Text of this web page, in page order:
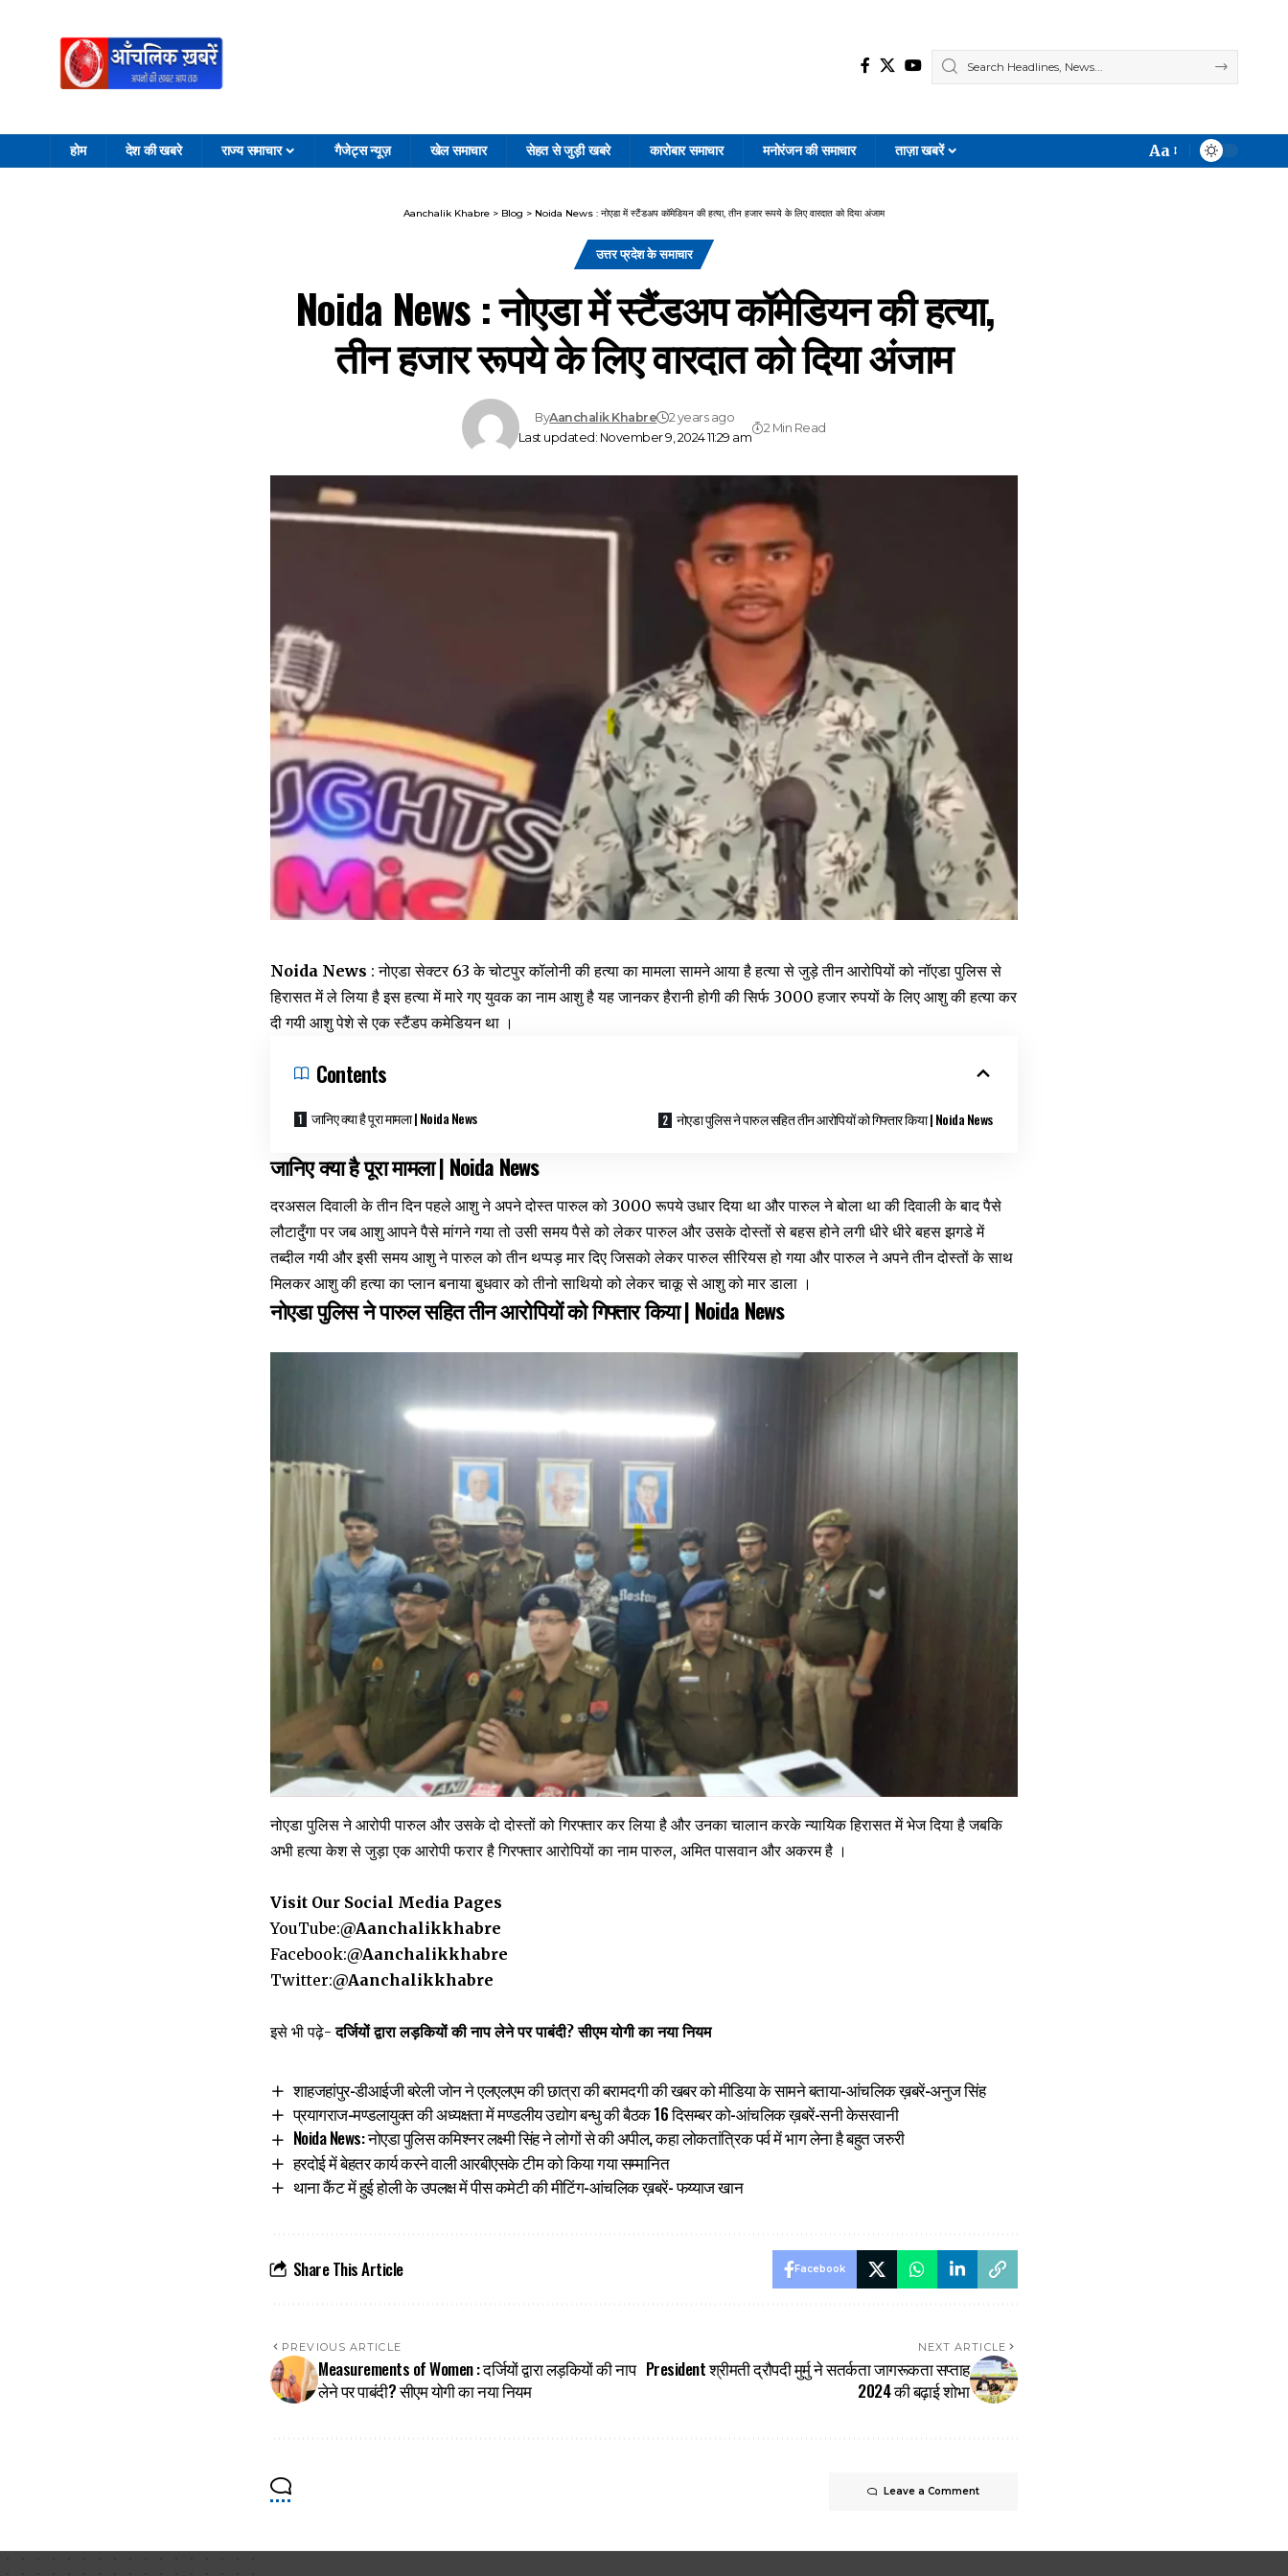
होम देश की खबरे राज्य समाचार गैजेट्स न्यूज़ खेल समाचार सेहत से जुड़ी खबरे कारोबार समाचार मनोरंजन की समाचार ताज़ा खबरें
Font
Aa
Aanchalik Khabre > Blog > Noida News : नोएडा में स्टैंडअप कॉमेडियन की हत्या, तीन हजार रूपये के लिए वारदात को दिया अंजाम
उत्तर प्रदेश के समाचार
Noida News : नोएडा में स्टैंडअप कॉमेडियन की हत्या,
तीन हजार रूपये के लिए वारदात को दिया अंजाम
Last updated: November 9, 2024 11:29 am
ByAanchalik Khabre 2 years ago
2 Min Read
Noida News : नोएडा सेक्टर 63 के चोटपुर कॉलोनी की हत्या का मामला सामने आया है हत्या से जुड़े तीन आरोपियों को नॉएडा पुलिस से
हिरासत में ले लिया है इस हत्या में मारे गए युवक का नाम आशु है यह जानकर हैरानी होगी की सिर्फ 3000 हजार रुपयों के लिए आशु की हत्या कर
दी गयी आशु पेशे से एक स्टैंडप कमेडियन था ।
Contents
जानिए क्या है पूरा मामला | Noida News नोएडा पुलिस ने पारुल सहित तीन आरोपियों को गिफ्तार किया | Noida News
जानिए क्या है पूरा मामला | Noida News
दरअसल दिवाली के तीन दिन पहले आशु ने अपने दोस्त पारुल को 3000 रूपये उधार दिया था और पारुल ने बोला था की दिवाली के बाद पैसे
लौटादुँगा पर जब आशु आपने पैसे मांगने गया तो उसी समय पैसे को लेकर पारुल और उसके दोस्तों से बहस होने लगी धीरे धीरे बहस झगडे में
तब्दील गयी और इसी समय आशु ने पारुल को तीन थप्पड़ मार दिए जिसको लेकर पारुल सीरियस हो गया और पारुल ने अपने तीन दोस्तों के साथ
मिलकर आशु की हत्या का प्लान बनाया बुधवार को तीनो साथियो को लेकर चाकू से आशु को मार डाला ।
नोएडा पुलिस ने पारुल सहित तीन आरोपियों को गिफ्तार किया | Noida News
नोएडा पुलिस ने आरोपी पारुल और उसके दो दोस्तों को गिरफ्तार कर लिया है और उनका चालान करके न्यायिक हिरासत में भेज दिया है जबकि
अभी हत्या केश से जुड़ा एक आरोपी फरार है गिरफ्तार आरोपियों का नाम पारुल, अमित पासवान और अकरम है ।
Visit Our Social Media Pages
YouTube:@Aanchalikkhabre
Facebook:@Aanchalikkhabre
Twitter:@Aanchalikkhabre
इसे भी पढ़े-दर्जियों द्वारा लड़कियों की नाप लेने पर पाबंदी? सीएम योगी का नया नियम
शाहजहांपुर-डीआईजी बरेली जोन ने एलएलएम की छात्रा की बरामदगी की खबर को मीडिया के सामने बताया-आंचलिक ख़बरें-अनुज सिंह
प्रयागराज-मण्डलायुक्त की अध्यक्षता में मण्डलीय उद्योग बन्धु की बैठक 16 दिसम्बर को-आंचलिक ख़बरें-सनी केसरवानी
Noida News: नोएडा पुलिस कमिश्नर लक्ष्मी सिंह ने लोगों से की अपील, कहा लोकतांत्रिक पर्व में भाग लेना है बहुत जरुरी
हरदोई में बेहतर कार्य करने वाली आरबीएसके टीम को किया गया सम्मानित
थाना कैंट में हुई होली के उपलक्ष में पीस कमेटी की मीटिंग-आंचलिक ख़बरें- फय्याज खान
Share This Article Facebook
PREVIOUS ARTICLE
Measurements of Women : दर्जियों द्वारा लड़कियों की नाप
लेने पर पाबंदी? सीएम योगी का नया नियम
NEXT ARTICLE
President श्रीमती द्रौपदी मुर्मु ने सतर्कता जागरूकता सप्ताह
2024 की बढ़ाई शोभा
Leave a Comment